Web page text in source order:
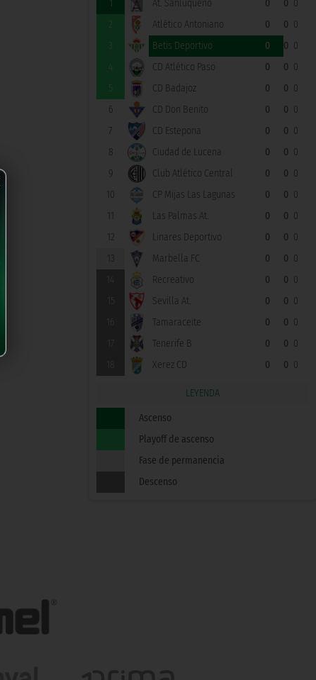
1 At. Sanluqueño 0 0 0
2
Atlético Antoniano 0 0 0
3
Betis Deportivo 0 0 0
4
CD Atlético Paso 0 0 0
5
CD Badajoz 0 0 0
6
CD Don Benito 0 0 0
7
CD Estepona 0 0 0
8
Ciudad de Lucena 0 0 0
9
Club Atlético Central 0 0 0
10
CP Mijas Las Lagunas 0 0 0
11
Las Palmas At. 0 0 0
12
Linares Deportivo 0 0 0
13
Marbella FC 0 0 0
Recreativo 0 0 0
Sevilla At. 0 0 0
Tamaraceite 0 0 0
Tenerife B 0 0 0
Xerez CD 0 0 0
LEYENDA
Ascenso
Playoff de ascenso
Fase de permanencia
Descenso